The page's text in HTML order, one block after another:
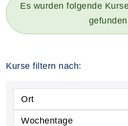
Es wurden folgende
Kurse filtern nach:
Ort
Wochentage